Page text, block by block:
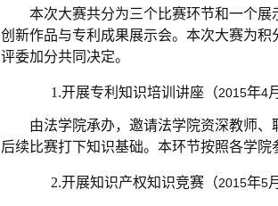
本次大赛共分为三个比赛环节和一个
创新作品与专利成果展示会。本次大赛为
评委加分共同决定。
1.开展专利知识培训讲座（2015年4月
由法学院承办，邀请法学院资深教师
后续比赛打下知识基础。本环节按照各学院
2.开展知识产权知识竞赛（2015年5